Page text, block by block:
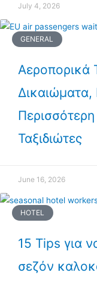
July 4, 2026
GENERAL
Αεροπορικά
Δικαιώματα,
Ταξιδιώτες
June 16, 2026
HOTEL
15 Tips για
σεζόν